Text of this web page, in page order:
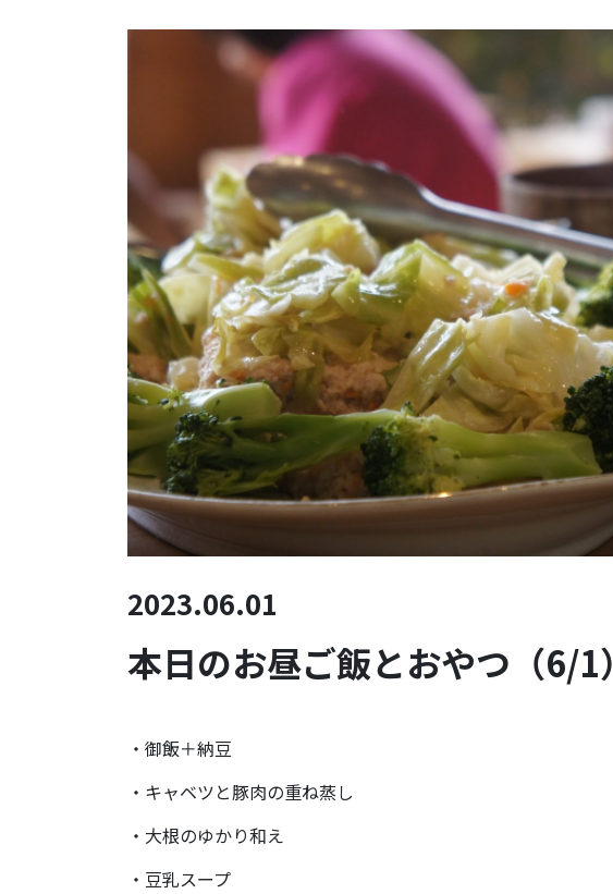
2023.06.01
本日のお昼ご飯とおやつ（6/1）
・御飯＋納豆
・キャベツと豚肉の重ね蒸し
・大根のゆかり和え
・豆乳スープ